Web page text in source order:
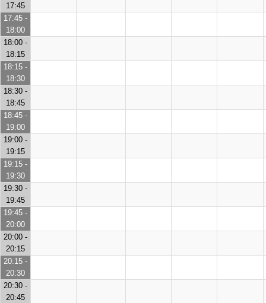
17:45
17:45 -
18:00
18:00 -
18:15
18:15 -
18:30
18:30 -
18:45
18:45 -
19:00
19:00 -
19:15
19:15 -
19:30
19:30 -
19:45
19:45 -
20:00
20:00 -
20:15
20:15 -
20:30
20:30 -
20:45